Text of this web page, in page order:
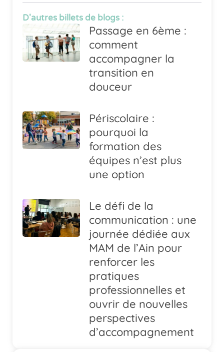
D'autres billets de blogs :
Passage en 6ème :
comment
accompagner la
transition en
douceur
Périscolaire :
pourquoi la
formation des
équipes n’est plus
une option
Le défi de la
communication : une
journée dédiée aux
MAM de l’Ain pour
renforcer les
pratiques
professionnelles et
ouvrir de nouvelles
perspectives
d’accompagnement